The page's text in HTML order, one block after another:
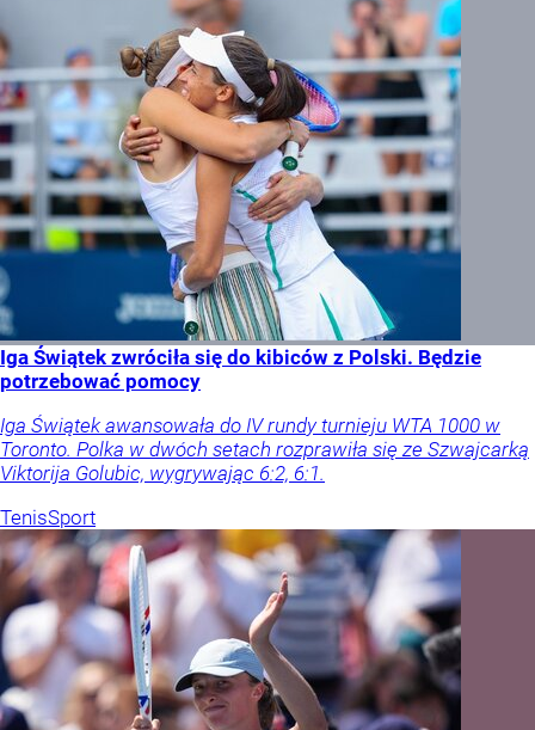
Iga Świątek zwróciła się do kibiców z Polski. Będzie
potrzebować pomocy
Iga Świątek awansowała do IV rundy turnieju WTA 1000 w
Toronto. Polka w dwóch setach rozprawiła się ze Szwajcarką
Viktorija Golubic, wygrywając 6:2, 6:1.
TenisSport